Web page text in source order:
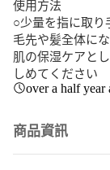
使用方法
○少量を指に取り
毛先や髪全体に
肌の保湿ケアと
しめてください
over a half year
商品資訊